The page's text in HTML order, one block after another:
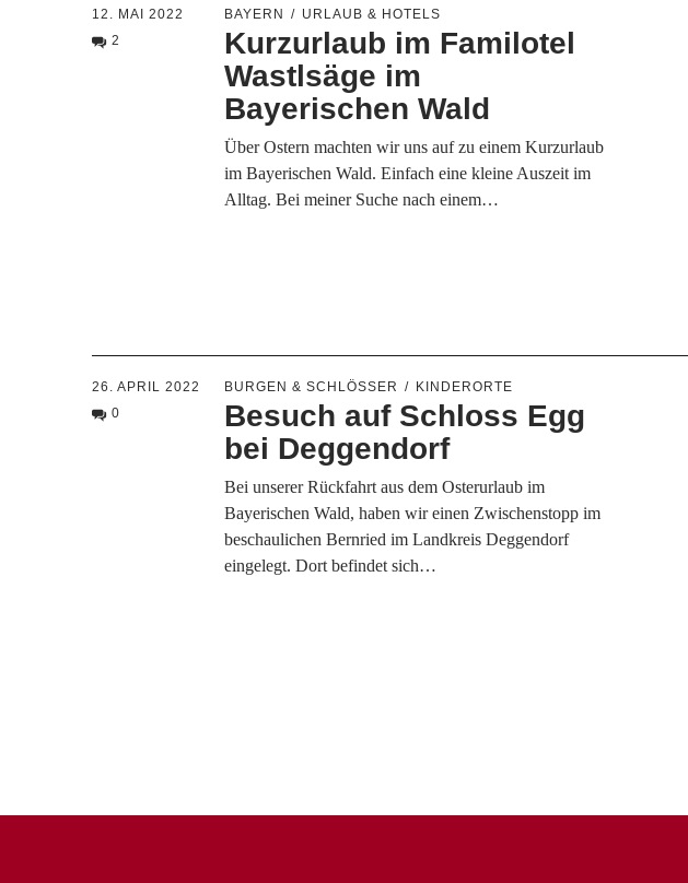
12. MAI 2022
2
BAYERN URLAUB & HOTELS
Kurzurlaub im Familotel
Wastlsäge im
Bayerischen Wald
Über Ostern machten wir uns auf zu einem Kurzurlaub
im Bayerischen Wald. Einfach eine kleine Auszeit im
Alltag. Bei meiner Suche nach einem…
26. APRIL 2022
0
BURGEN & SCHLÖSSER KINDERORTE
Besuch auf Schloss Egg
bei Deggendorf
Bei unserer Rückfahrt aus dem Osterurlaub im
Bayerischen Wald, haben wir einen Zwischenstopp im
beschaulichen Bernried im Landkreis Deggendorf
eingelegt. Dort befindet sich…